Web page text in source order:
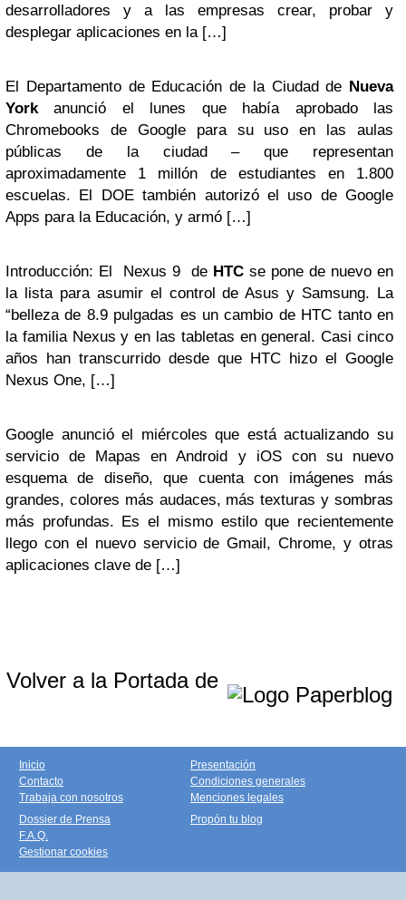
desarrolladores y a las empresas crear, probar y
desplegar aplicaciones en la […]
El Departamento de Educación de la Ciudad de Nueva
York anunció el lunes que había aprobado las
Chromebooks de Google para su uso en las aulas
públicas de la ciudad – que representan
aproximadamente 1 millón de estudiantes en 1.800
escuelas. El DOE también autorizó el uso de Google
Apps para la Educación, y armó […]
Introducción: El Nexus 9 de HTC se pone de nuevo en
la lista para asumir el control de Asus y Samsung. La
“belleza de 8.9 pulgadas es un cambio de HTC tanto en
la familia Nexus y en las tabletas en general. Casi cinco
años han transcurrido desde que HTC hizo el Google
Nexus One, […]
Google anunció el miércoles que está actualizando su
servicio de Mapas en Android y iOS con su nuevo
esquema de diseño, que cuenta con imágenes más
grandes, colores más audaces, más texturas y sombras
más profundas. Es el mismo estilo que recientemente
llego con el nuevo servicio de Gmail, Chrome, y otras
aplicaciones clave de […]
Volver a la Portada de
Inicio
Contacto
Trabaja con nosotros
Presentación
Condiciones generales
Menciones legales
Dossier de Prensa
F.A.Q.
Gestionar cookies
Propón tu blog